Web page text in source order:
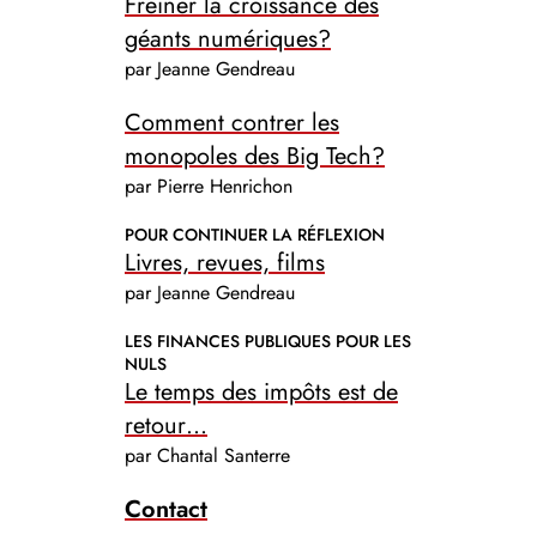
géants numériques?
par Jeanne Gendreau
Comment contrer les
monopoles des Big Tech?
par Pierre Henrichon
POUR CONTINUER LA RÉFLEXION
Livres, revues, films
par Jeanne Gendreau
LES FINANCES PUBLIQUES POUR LES
NULS
Le temps des impôts est de
retour…
par Chantal Santerre
Contact